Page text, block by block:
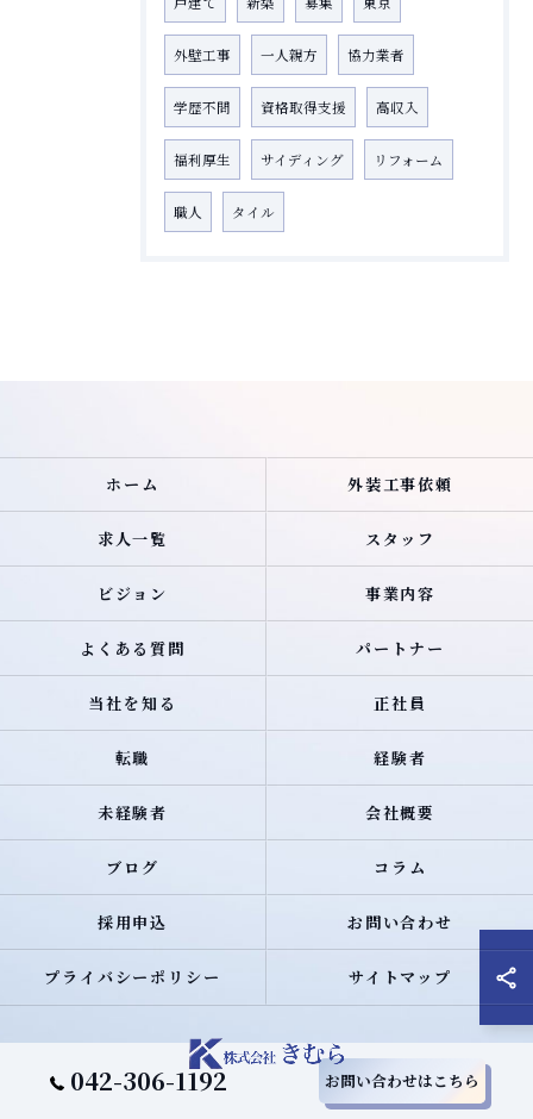
外壁工事 一人親方 協力業者
学歴不問 資格取得支援 高収入
福利厚生 サイディング リフォーム
職人 タイル
042-306-1192 お問い合わせはこちら
ホーム 外装工事依頼
求人一覧 スタッフ
ビジョン 事業内容
よくある質問 パートナー
当社を知る 正社員
転職 経験者
未経験者 会社概要
ブログ コラム
採用申込 お問い合わせ
プライバシーポリシー サイトマップ
© 2026 東京で外壁工事の求人なら株式会社きむら ALL RIGHTS